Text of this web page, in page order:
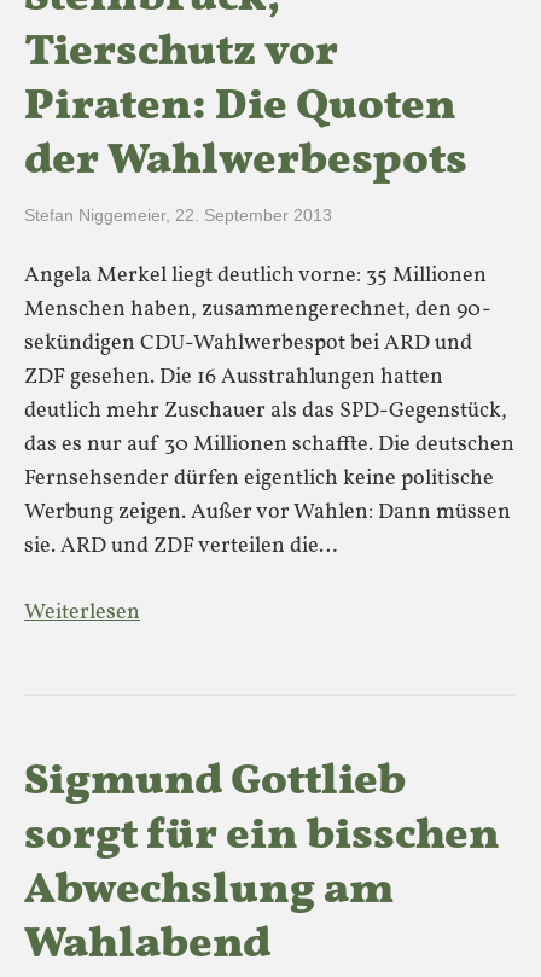
Tierschutz vor
Piraten: Die Quoten
der Wahlwerbespots
Stefan Niggemeier, 22. September 2013
Angela Merkel liegt deutlich vorne: 35 Millionen
Menschen haben, zusammengerechnet, den 90-
sekündigen CDU-Wahlwerbespot bei ARD und
ZDF gesehen. Die 16 Ausstrahlungen hatten
deutlich mehr Zuschauer als das SPD-Gegenstück,
das es nur auf 30 Millionen schaffte. Die deutschen
Fernsehsender dürfen eigentlich keine politische
Werbung zeigen. Außer vor Wahlen: Dann müssen
sie. ARD und ZDF verteilen die…
Weiterlesen
Sigmund Gottlieb
sorgt für ein bisschen
Abwechslung am
Wahlabend